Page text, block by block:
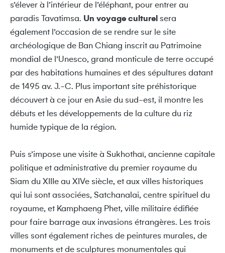
s’élever à l’intérieur de l’éléphant, pour entrer au
paradis Tavatimsa. Un voyage culturel sera
également l’occasion de se rendre sur le site
archéologique de Ban Chiang inscrit au Patrimoine
mondial de l’Unesco, grand monticule de terre occupé
par des habitations humaines et des sépultures datant
de 1495 av. J.-C. Plus important site préhistorique
découvert à ce jour en Asie du sud-est, il montre les
débuts et les développements de la culture du riz
humide typique de la région.
Puis s’impose une visite à Sukhothaï, ancienne capitale
politique et administrative du premier royaume du
Siam du XIIIe au XIVe siècle, et aux villes historiques
qui lui sont associées, Satchanalai, centre spirituel du
royaume, et Kamphaeng Phet, ville militaire édifiée
pour faire barrage aux invasions étrangères. Les trois
villes sont également riches de peintures murales, de
monuments et de sculptures monumentales qui